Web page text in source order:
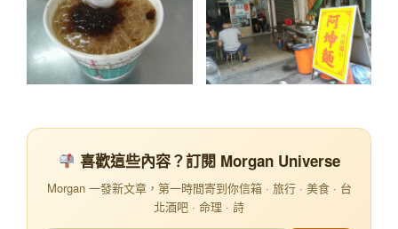
喜歡這些內容？訂閱 Morgan Universe
Morgan 一發新文章，第一時間寄到你信箱 · 旅行 · 美食 · 台
北酒吧 · 命理 · 詩